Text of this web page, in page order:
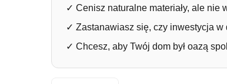
✓ Cenisz naturalne materiały, ale
✓ Zastanawiasz się, czy inwestycja
✓ Chcesz, aby Twój dom był oazą